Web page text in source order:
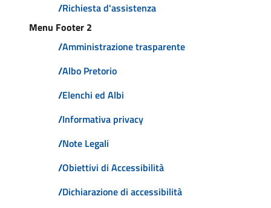
/Richiesta d'assistenza
Menu Footer 2
/Amministrazione trasparente
/Albo Pretorio
/Elenchi ed Albi
/Informativa privacy
/Note Legali
/Obiettivi di Accessibilità
/Dichiarazione di accessibilità